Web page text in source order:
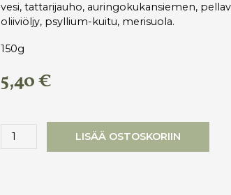
vesi, tattarijauho, auringokukansiemen,
oliiviöljy, psyllium-kuitu, merisuola.
150g
5,40€
Luomu
LISÄÄ OSTOSKORIIN